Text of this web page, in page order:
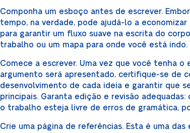
Componha um esboço antes de escrever.
tempo, na verdade, pode ajudá-lo a
para garantir um fluxo suave na escrita do
trabalho ou um mapa para onde você está indo.
Comece a escrever. Uma vez que você tenha
argumento será apresentado, certifique-se de
desenvolvimento de cada ideia e garantir que
principais. Garanta edição e revisão
o trabalho esteja livre de erros de gramática,
Crie uma página de referências. Esta é uma